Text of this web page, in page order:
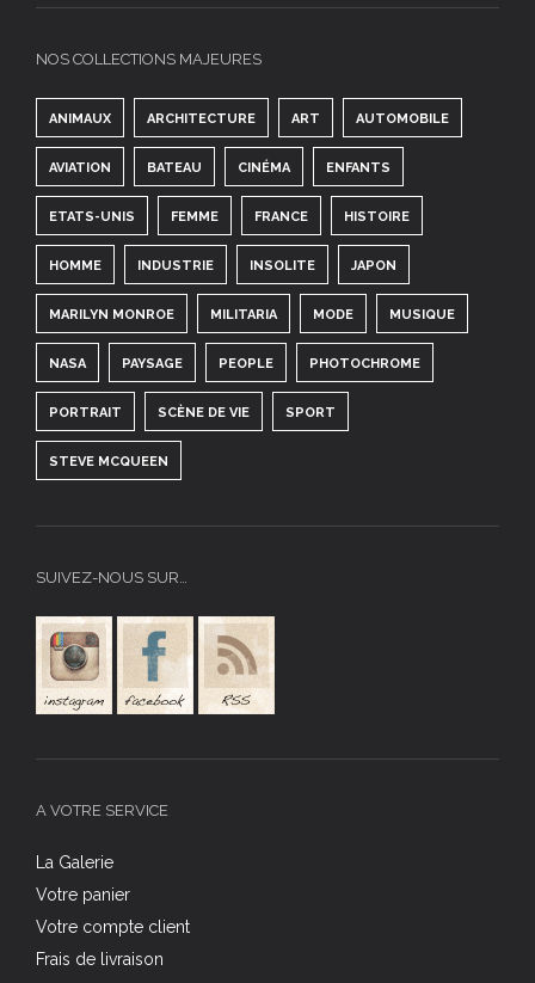
NOS COLLECTIONS MAJEURES
ANIMAUX ARCHITECTURE ART AUTOMOBILE
AVIATION BATEAU CINÉMA ENFANTS
ETATS-UNIS FEMME FRANCE HISTOIRE
HOMME INDUSTRIE INSOLITE JAPON
MARILYN MONROE MILITARIA MODE MUSIQUE
NASA PAYSAGE PEOPLE PHOTOCHROME
PORTRAIT SCÈNE DE VIE SPORT
STEVE MCQUEEN
SUIVEZ-NOUS SUR…
A VOTRE SERVICE
La Galerie
Votre panier
Votre compte client
Frais de livraison